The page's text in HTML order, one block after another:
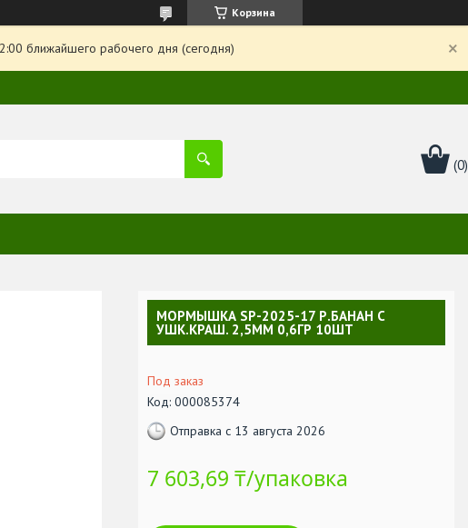
Корзина
ближайшего рабочего дня (сегодня)
МОРМЫШКА SP-2025-17 Р.БАНАН С
УШК.КРАШ. 2,5ММ 0,6ГР 10ШТ
Под заказ
Код: 000085374
Отправка с 13 августа 2026
7 603,69 ₸/упаковка